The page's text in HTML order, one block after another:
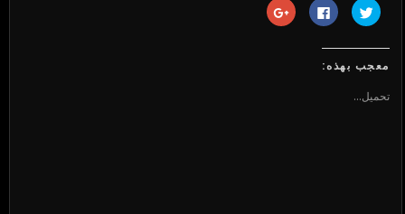
اضغط
للمشاركة
(فتح
في
نافذة
انقر
للمشاركة
اضغط
للمشاركة
معجب بهذه:
تحميل...